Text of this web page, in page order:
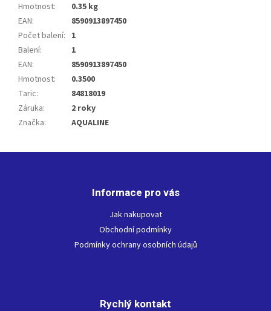
Hmotnost:
0.35 kg
EAN:
8590913897450
Počet balení: 1
Balení:
1
EAN:
8590913897450
Hmotnost:
0.3500
Taric:
84818019
Záruka:
2 roky
Značka: AQUALINE
Informace pro vás
Jak nakupovat
Obchodní podmínky
Podmínky ochrany osobních údajů
Rychlý kontakt